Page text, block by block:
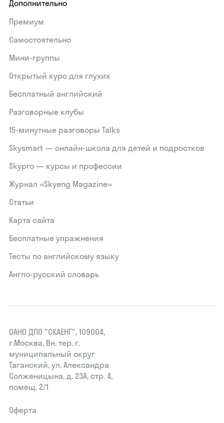
Дополнительно
Премиум
Самостоятельно
Мини-группы
Открытый курс для глухих
Бесплатный английский
Разговорные клубы
15‑минутные разговоры Talks
Skysmart — онлайн-школа для детей и подростков
Skypro — курсы и профессии
Журнал «Skyeng Magazine»
Статьи
Карта сайта
Бесплатные упражнения
Тесты по английскому языку
Англо-русский словарь
ОАНО ДПО "СКАЕНГ", 109004,
г.Москва, Вн. тер. г.
муниципальный округ
Таганский, ул. Александра
Солженицына, д. 23А, стр. 4,
помещ. 2/1
Оферта